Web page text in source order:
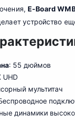
E-Board
устройство
: 55 дюймов
UHD
мультитач
динамики